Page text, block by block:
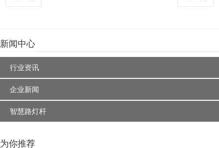
新闻中心
行业资讯
企业新闻
智慧路灯杆
为你推荐